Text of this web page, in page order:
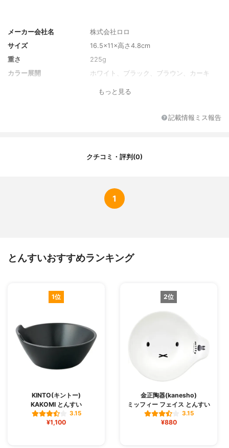
メーカー会社名
株式会社ロロ
サイズ
16.5×11×高さ4.8cm
重さ
225g
カラー展開
ホワイト、ブラック、ブラウン、カーキ
もっと見る
記載情報ミス報告
クチコミ・評判(0)
1
とんすいおすすめランキング
1位
KINTO(キントー)
KAKOMI とんすい
3.15
¥1,100
2位
金正陶器(kanesho)
ミッフィー フェイス とんすい
3.15
¥880